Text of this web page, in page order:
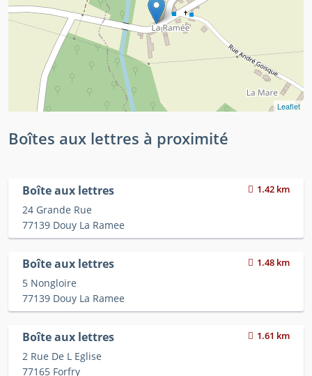
Leaflet
Boîtes aux lettres à proximité
Boîte aux lettres 1.42 km
24 Grande Rue
77139 Douy La Ramee
Boîte aux lettres 1.48 km
5 Nongloire
77139 Douy La Ramee
Boîte aux lettres 1.61 km
2 Rue De L Eglise
77165 Forfry